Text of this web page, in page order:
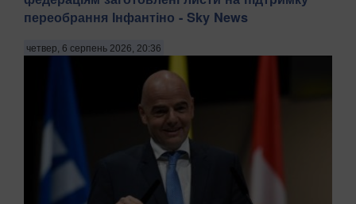
переобрання Інфантіно - Sky News
четвер, 6 серпень 2026, 20:36